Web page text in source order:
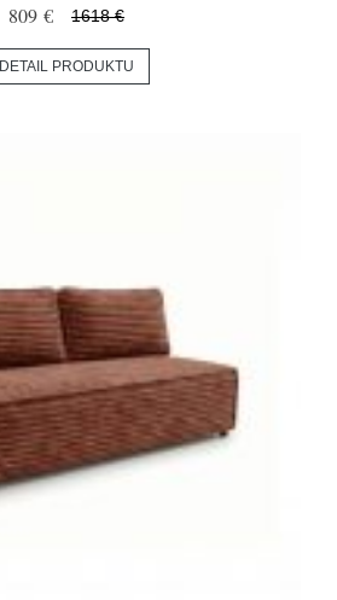
809 € 1618 €
DETAIL PRODUKTU